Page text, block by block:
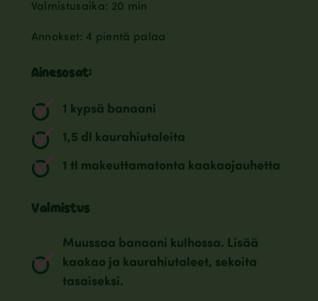
Valmistusaika: 20 min
Annokset: 4 pientä palaa
Ainesosat:
1 kypsä banaani
1,5 dl kaurahiutaleita
1 tl makeuttamatonta kaakaojauhetta
Valmistus
Muussaa banaani kulhossa. Lisää
kaakao ja kaurahiutaleet, sekoita
tasaiseksi.